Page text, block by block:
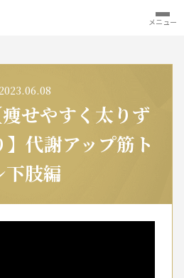
メニュー
2023.06.08
せやすく太りず
代謝アップ筋ト
下肢編